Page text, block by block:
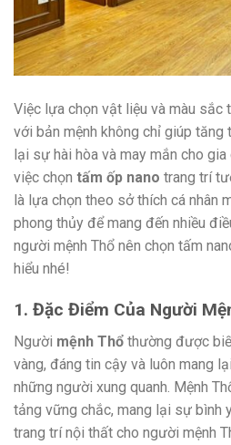
Việc lựa chọn vật liệu và màu sắc
với bản mệnh không chỉ giúp tăng
lại sự hài hòa và may mắn cho
việc chọn tấm ốp nano trang trí
là lựa chọn theo sở thích cá nhân
phong thủy để mang đến nhiều
người mệnh Thổ nên chọn tấm
hiểu nhé!
1. Đặc Điểm Của Người
Người mệnh Thổ thường được
vàng, đáng tin cậy và luôn mang
những người xung quanh. Mệnh
tảng vững chắc, mang lại sự bình
trang trí nội thất cho người mệnh